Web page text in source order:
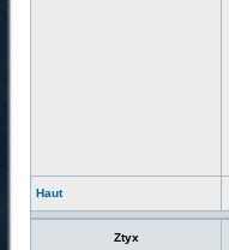
Haut
Ztyx